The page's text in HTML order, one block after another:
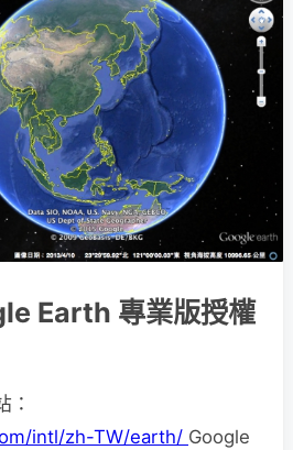
Earth 專業版授權
：
intl/zh-TW/earth/ Google